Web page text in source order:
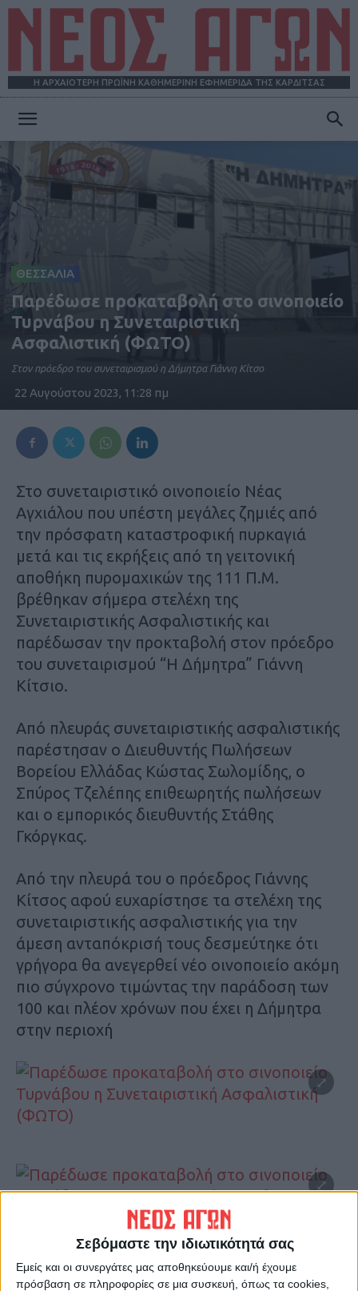
Σεβόμαστε την ιδιωτικότητά σας
Εμείς και οι συνεργάτες μας αποθηκεύουμε και/ή έχουμε
πρόσβαση σε πληροφορίες σε μια συσκευή, όπως τα cookies,
Η ΑΡΧΑΙΟΤΕΡΗ ΠΡΩΪΝΗ ΚΑΘΗΜΕΡΙΝΗ ΕΦΗΜΕΡΙΔΑ ΤΗΣ ΚΑΡΔΙΤΣΑΣ
ΑΓΩΝ
ΘΕΣΣΑΛΙΑ
Παρέδωσε προκαταβολή στο σινοποιείο
Τυρνάβου η Συνεταιριστική
Ασφαλιστική (ΦΩΤΟ)
Στον πρόεδρο του συνεταιρισμού η Δήμητρα Γιάννη Κίτσο
22 Αυγούστου 2023, 11:28 πμ
Στο συνεταιριστικό οινοποιείο Νέας
Αγχιάλου που υπέστη μεγάλες ζημιές από
την πρόσφατη καταστροφική πυρκαγιά
μετά και τις εκρήξεις από τη γειτονική
αποθήκη πυρομαχικών της 111 Π.Μ.
βρέθηκαν σήμερα στελέχη της
Συνεταιριστικής Ασφαλιστικής και
παρέδωσαν την προκταβολή στον πρόεδρο
του συνεταιρισμού “Η Δήμητρα” Γιάννη
Κίτσιο.
Από πλευράς συνεταιριστικής ασφαλιστικής
παρέστησαν ο Διευθυντής Πωλήσεων
Βορείου Ελλάδας Κώστας Σωλομίδης, ο
Σπύρος Τζελέπης επιθεωρητής πωλήσεων
και ο εμπορικός διευθυντής Στάθης
Γκόργκας.
Από την πλευρά του ο πρόεδρος Γιάννης
Κίτσος αφού ευχαρίστησε τα στελέχη της
συνεταιριστικής ασφαλιστικής για την
άμεση ανταπόκρισή τους δεσμεύτηκε ότι
γρήγορα θα ανεγερθεί νέο οινοποιείο ακόμη
πιο σύγχρονο τιμώντας την παράδοση των
100 και πλέον χρόνων που έχει η Δήμητρα
στην περιοχή